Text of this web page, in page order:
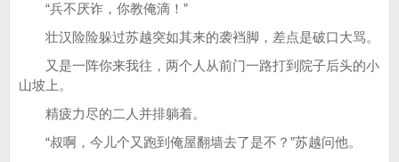
“兵不厌诈，你教俺滴！”
壮汉险险躲过苏越突如其来的袭裆脚，差点是破口大骂。
又是一阵你来我往，两个人从前门一路打到院子后头的小
山坡上。
精疲力尽的二人并排躺着。
“叔啊，今儿个又跑到俺屋翻墙去了是不？”苏越问他。